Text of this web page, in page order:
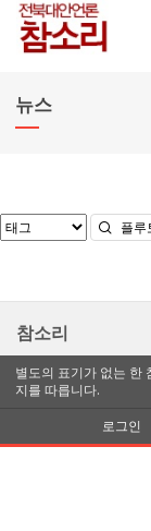
뉴스
참소리
별도의 표기가 없는 한
지를 따릅니다.
로그인